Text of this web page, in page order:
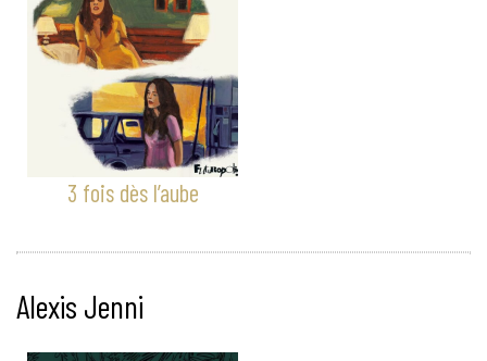
3 fois dès l’aube
Alexis Jenni